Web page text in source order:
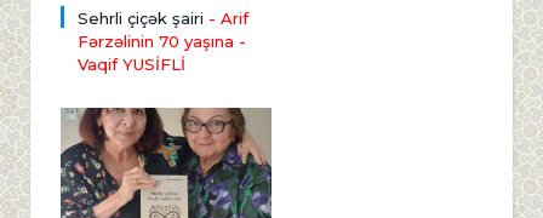
Sehrli çiçək şairi - Arif
Fərzəlinin 70 yaşına -
Vaqif YUSİFLİ